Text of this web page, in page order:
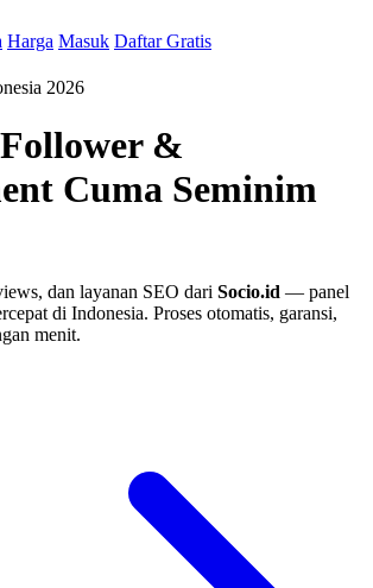
Harga Masuk Daftar Gratis
2026
&
Cuma Seminim
dan layanan SEO dari Socio.id — panel
di Indonesia. Proses otomatis, garansi,
menit.